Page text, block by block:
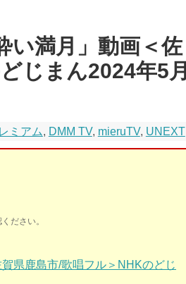
い満月」動画＜佐
じまん2024年5月
ミアム, DMM TV, mieruTV, UNEXT
ださい。
県鹿島市/歌唱フル＞NHKのどじ